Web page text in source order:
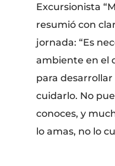
Excursionista
resumió con
jornada: “Es
ambiente en el
para
cuidarlo. No
conoces, y
lo amas, no lo